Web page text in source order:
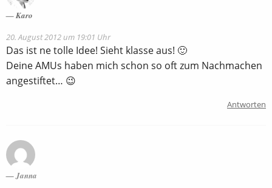
Karo
20. August 2012 um 19:01 Uhr
Das ist ne tolle Idee! Sieht klasse aus! 🙂
Deine AMUs haben mich schon so oft zum Nachmachen
angestiftet… 😉
Antworten
Janna